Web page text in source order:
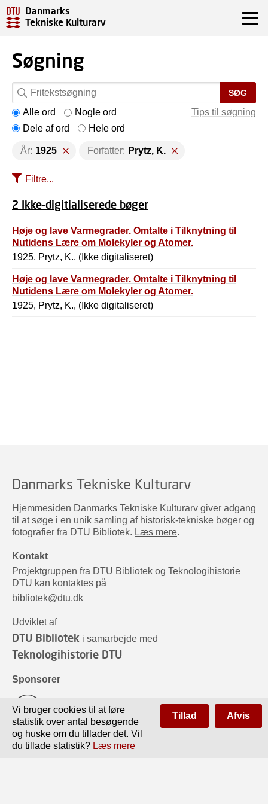
Danmarks
Tekniske Kulturarv
Søgning
SØG
Tips til søgning
Alle ord
Nogle ord
Dele af ord
Hele ord
År: 1925 Forfatter: Prytz, K.
Filtre...
2 Ikke-digitialiserede bøger
Høje og lave Varmegrader. Omtalte i Tilknytning til
Nutidens Lære om Molekyler og Atomer.
1925, Prytz, K., (Ikke digitaliseret)
Høje og lave Varmegrader. Omtalte i Tilknytning til
Nutidens Lære om Molekyler og Atomer.
1925, Prytz, K., (Ikke digitaliseret)
Danmarks Tekniske Kulturarv
Hjemmesiden Danmarks Tekniske Kulturarv giver adgang
til at søge i en unik samling af historisk-tekniske bøger og
fotografier fra DTU Bibliotek. Læs mere.
Kontakt
Projektgruppen fra DTU Bibliotek og Teknologihistorie
DTU kan kontaktes på
bibliotek@dtu.dk
Udviklet af
DTU Bibliotek i samarbejde med
Teknologihistorie DTU
Sponsorer
Vi bruger cookies til at føre
statistik over antal besøgende
og huske om du tillader det. Vil
du tillade statistik? Læs mere
Tillad Afvis